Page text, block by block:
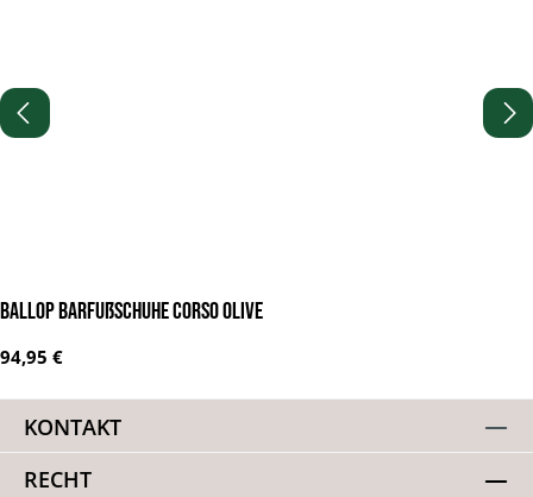
BALLOP Barfußschuhe Corso olive
Regulärer Preis:
94,95 €
KONTAKT
RECHT